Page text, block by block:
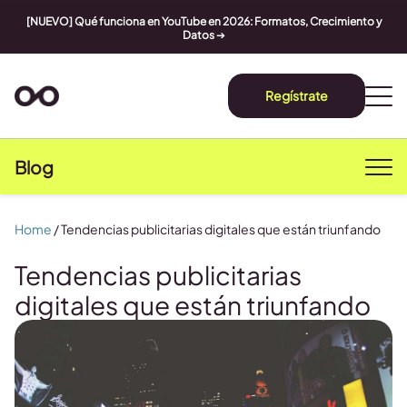
[NUEVO] Qué funciona en YouTube en 2026: Formatos, Crecimiento y
Datos➔
Regístrate
Blog
Tendencias publicitarias
digitales que están triunfando
Home /Tendencias publicitarias digitales que están triunfando